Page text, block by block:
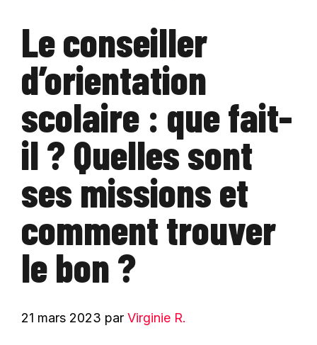
Le conseiller
d’orientation
scolaire : que fait-
il ? Quelles sont
ses missions et
comment trouver
le bon ?
21 mars 2023 par Virginie R.